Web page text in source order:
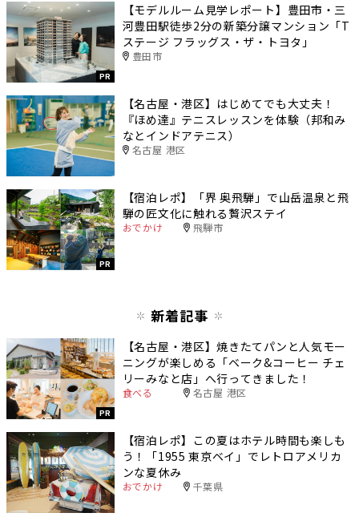
PR
【モデルルーム見学レポート】豊田市・三
河豊田駅徒歩2分の新築分譲マンション「T
ステージ フラッグス・ザ・トヨタ」
豊田市
【名古屋・港区】はじめてでも大丈夫！
『ほめ達』テニスレッスンを体験（邦和み
なとインドアテニス）
名古屋 港区
PR
【宿泊レポ】「界 奥飛騨」で山岳温泉と飛
騨の匠文化に触れる贅沢ステイ
おでかけ 飛騨市
新着記事
PR
【名古屋・港区】焼きたてパンと人気モー
ニングが楽しめる「ベーク&コーヒー チェ
リーみなと店」へ行ってきました！
食べる 名古屋 港区
【宿泊レポ】この夏はホテル時間も楽しも
う！「1955 東京ベイ」でレトロアメリカ
ンな夏休み
おでかけ 千葉県